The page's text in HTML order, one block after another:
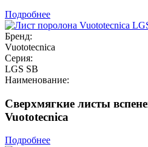
Подробнее
Бренд:
Vuototecnica
Серия:
LGS SB
Наименование:
Сверхмягкие листы
Vuototecnica
Подробнее